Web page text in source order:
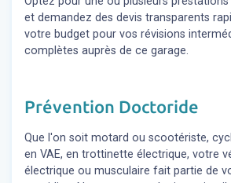
et demandez des devis transparents
votre budget pour vos révisions
complètes auprès de ce garage.
Prévention Doctoride
Que l'on soit motard ou scootériste,
en VAE, en trottinette électrique, votre
électrique ou musculaire fait partie de